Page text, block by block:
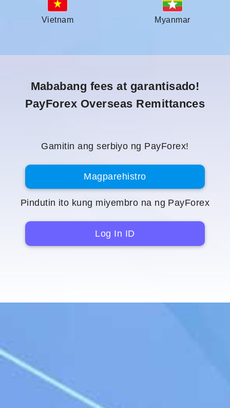
Vietnam Myanmar
Mababang fees at garantisado!
PayForex Overseas Remittances
Gamitin ang serbiyo ng PayForex!
Pindutin ito kung miyembro na ng PayForex
Magparehistro
Log In ID